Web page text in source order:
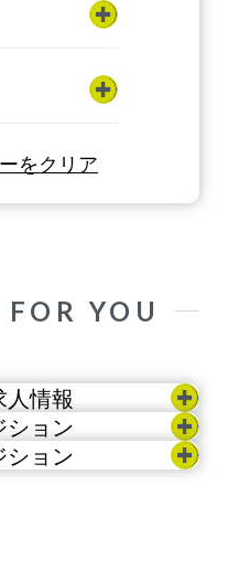
をクリア
YOU
人情報
ション
ション